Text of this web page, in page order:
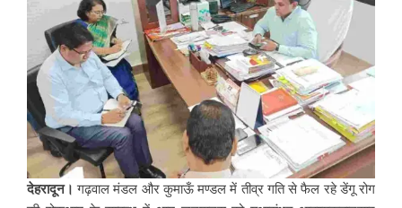
देहरादून। गढ़वाल मंडल और कुमाऊँ मण्डल में तीव्र गति से फैल रहे डेंगू रोग